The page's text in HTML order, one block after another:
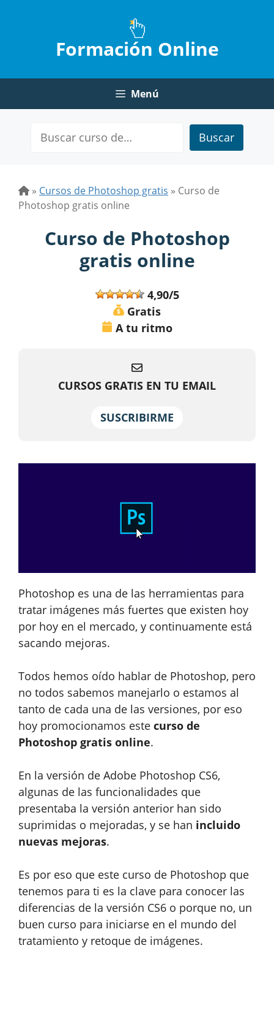
Formación Online
Menú
Buscar
» Cursos de Photoshop gratis » Curso de
Photoshop gratis online
Curso de Photoshop
gratis online
4,90/5
Gratis
A tu ritmo
CURSOS GRATIS EN TU EMAIL
SUSCRIBIRME
Photoshop es una de las herramientas para
tratar imágenes más fuertes que existen hoy
por hoy en el mercado, y continuamente está
sacando mejoras.
Todos hemos oído hablar de Photoshop, pero
no todos sabemos manejarlo o estamos al
tanto de cada una de las versiones, por eso
hoy promocionamos este curso de
Photoshop gratis online.
En la versión de Adobe Photoshop CS6,
algunas de las funcionalidades que
presentaba la versión anterior han sido
suprimidas o mejoradas, y se han incluido
nuevas mejoras.
Es por eso que este curso de Photoshop que
tenemos para ti es la clave para conocer las
diferencias de la versión CS6 o porque no, un
buen curso para iniciarse en el mundo del
tratamiento y retoque de imágenes.